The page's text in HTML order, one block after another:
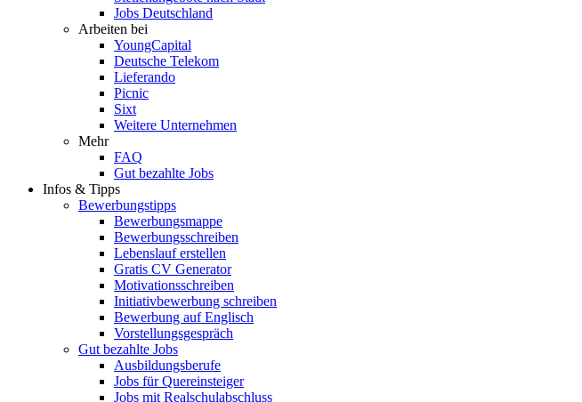
Jobs Deutschland
Arbeiten bei
YoungCapital
Deutsche Telekom
Lieferando
Picnic
Sixt
Weitere Unternehmen
Mehr
FAQ
Gut bezahlte Jobs
Infos & Tipps
Bewerbungstipps
Bewerbungsmappe
Bewerbungsschreiben
Lebenslauf erstellen
Gratis CV Generator
Motivationsschreiben
Initiativbewerbung schreiben
Bewerbung auf Englisch
Vorstellungsgespräch
Gut bezahlte Jobs
Ausbildungsberufe
Jobs für Quereinsteiger
Jobs mit Realschulabschluss